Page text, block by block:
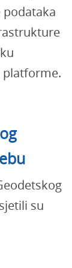
podataka
su